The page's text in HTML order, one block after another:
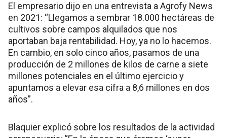
El empresario dijo en una entrevista a Agrofy News
en 2021: “Llegamos a sembrar 18.000 hectáreas de
cultivos sobre campos alquilados que nos
aportaban baja rentabilidad. Hoy, ya no lo hacemos.
En cambio, en solo cinco años, pasamos de una
producción de 2 millones de kilos de carne a siete
millones potenciales en el último ejercicio y
apuntamos a elevar esa cifra a 8,6 millones en dos
años”.
Blaquier explicó sobre los resultados de la actividad